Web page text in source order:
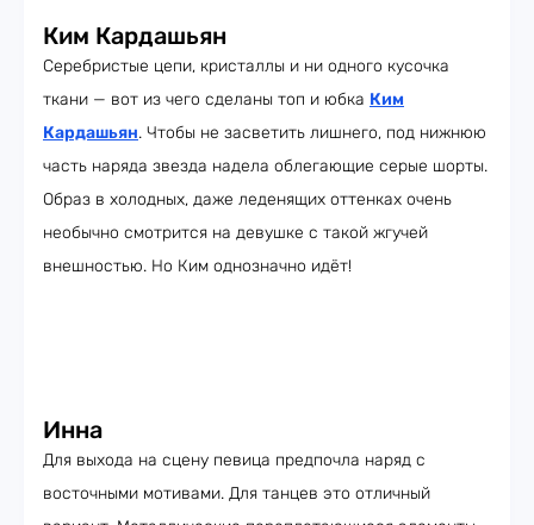
Ким Кардашьян
Серебристые цепи, кристаллы и ни одного кусочка
ткани — вот из чего сделаны топ и юбка Ким
Кардашьян. Чтобы не засветить лишнего, под нижнюю
часть наряда звезда надела облегающие серые шорты.
Образ в холодных, даже леденящих оттенках очень
необычно смотрится на девушке с такой жгучей
внешностью. Но Ким однозначно идёт!
Инна
Для выхода на сцену певица предпочла наряд с
восточными мотивами. Для танцев это отличный